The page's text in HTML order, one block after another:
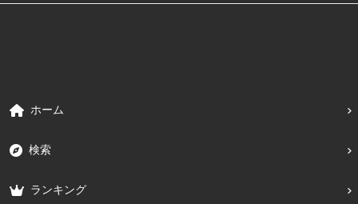
ホーム
検索
ランキング